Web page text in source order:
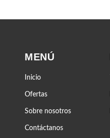
MENÚ
Inicio
Ofertas
Sobre nosotros
Contáctanos